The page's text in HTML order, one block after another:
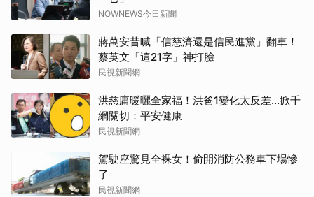
NOWNEWS今日新聞
蔣萬安昔喊「信慈濟還是信民進黨」翻車！
蔡英文「這21字」神打臉
民視新聞網
洪慈庸暖曬全家福！洪爸1變化太反差…掀千
網關切：平安健康
民視新聞網
駕駛座驚見全裸女！偷開消防公務車下場慘
了
民視新聞網
取消